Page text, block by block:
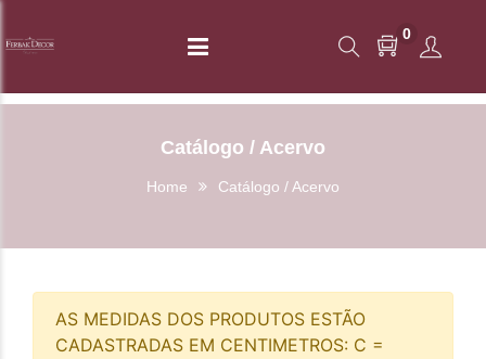
0
Catálogo / Acervo
Home Catálogo / Acervo
AS MEDIDAS DOS PRODUTOS ESTÃO
CADASTRADAS EM CENTIMETROS: C =